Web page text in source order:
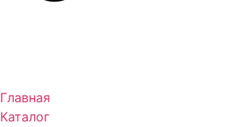
Главная
Каталог